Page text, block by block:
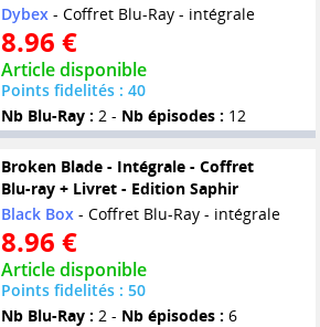
Dybex - Coffret Blu-Ray - intégrale
8.96 €
Article disponible
Points fidelités : 40
Nb Blu-Ray : 2 - Nb épisodes : 12
Broken Blade - Intégrale - Coffret
Blu-ray + Livret - Edition Saphir
Black Box - Coffret Blu-Ray - intégrale
8.96 €
Article disponible
Points fidelités : 50
Nb Blu-Ray : 2 - Nb épisodes : 6